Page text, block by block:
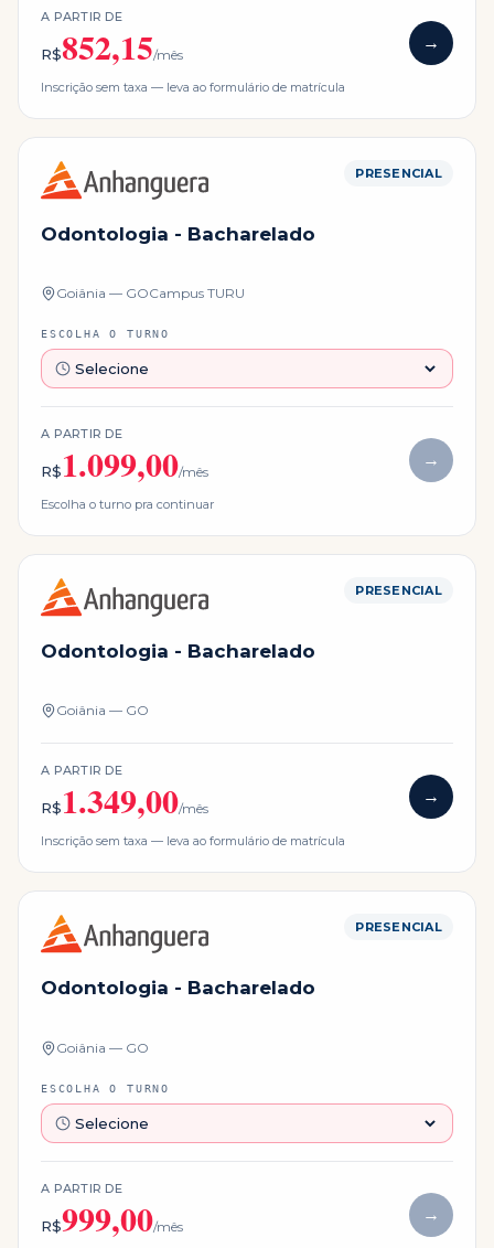
A PARTIR DE
R$852,15/mês
→
Inscrição sem taxa — leva ao formulário de matrícula
PRESENCIAL
Odontologia - Bacharelado
Goiânia — GOCampus TURU
ESCOLHA O TURNO
A PARTIR DE
R$1.099,00/mês
→
Escolha o turno pra continuar
PRESENCIAL
Odontologia - Bacharelado
Goiânia — GO
A PARTIR DE
R$1.349,00/mês
→
Inscrição sem taxa — leva ao formulário de matrícula
PRESENCIAL
Odontologia - Bacharelado
Goiânia — GO
ESCOLHA O TURNO
A PARTIR DE
R$999,00/mês
→